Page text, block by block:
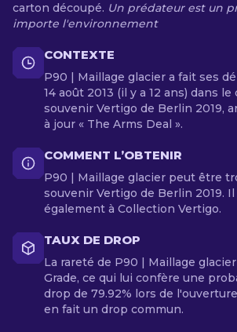
carton découpé. Un prédateur est un
importe l'environnement
CONTEXTE
P90 | Maillage glacier a fait ses
14 août 2013 (il y a 12 ans) dans
souvenir Vertigo de Berlin 2019,
à jour « The Arms Deal ».
COMMENT L’OBTENIR
P90 | Maillage glacier peut être
souvenir Vertigo de Berlin 2019.
également à Collection Vertigo.
TAUX DE DROP
La rareté de P90 | Maillage
Grade, ce qui lui confère une
drop de 79.92% lors de
en fait un drop commun.